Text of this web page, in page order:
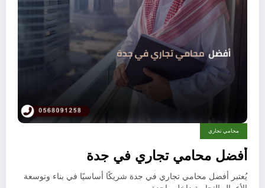
محامي تجاري
أفضل محامي تجاري في جدة
يُعتبر أفضل محامي تجاري في جدة شريكًا أساسيًا في بناء وتوسعة